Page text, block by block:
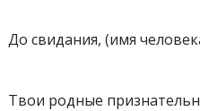
До свидания, (имя
Твои родные